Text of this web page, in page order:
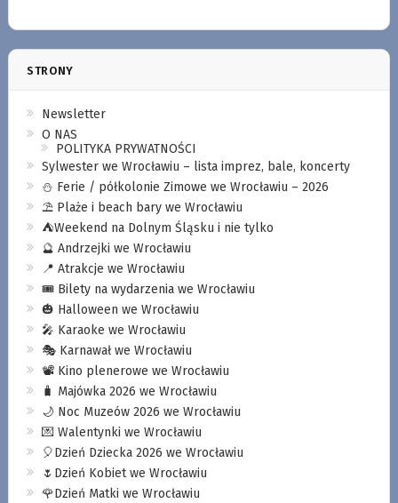
STRONY
Newsletter
O NAS
POLITYKA PRYWATNOŚCI
Sylwester we Wrocławiu – lista imprez, bale, koncerty
⛄️ Ferie / półkolonie Zimowe we Wrocławiu – 2026
⛱️ Plaże i beach bary we Wrocławiu
⛺️Weekend na Dolnym Śląsku i nie tylko
🔮 Andrzejki we Wrocławiu
📍 Atrakcje we Wrocławiu
🎟️ Bilety na wydarzenia we Wrocławiu
🎃 Halloween we Wrocławiu
🎤 Karaoke we Wrocławiu
🎭 Karnawał we Wrocławiu
📽️ Kino plenerowe we Wrocławiu
🧳 Majówka 2026 we Wrocławiu
🌙 Noc Muzeów 2026 we Wrocławiu
💌 Walentynki we Wrocławiu
🎈Dzień Dziecka 2026 we Wrocławiu
🌷Dzień Kobiet we Wrocławiu
🌹Dzień Matki we Wrocławiu